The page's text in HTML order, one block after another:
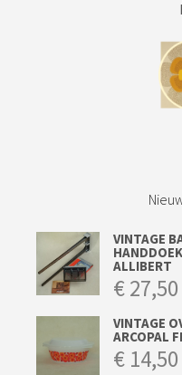
VINTAGE
ALLIBERT
€27,50
VINTAGE
ARCOPAL
€ 14,50